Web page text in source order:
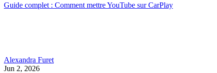
Guide complet : Comment mettre YouTube sur CarPlay
Alexandra Furet
Jun 2, 2026